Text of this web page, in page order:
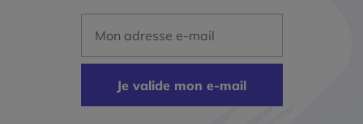
Je valide mon e-mail